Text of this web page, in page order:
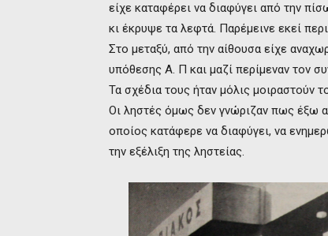
είχε καταφέρει να διαφύγει από την
κι έκρυψε τα λεφτά. Παρέμεινε εκεί
Στο μεταξύ, από την αίθουσα είχε
υπόθεσης Α. Π και μαζί περίμεναν τον
Τα σχέδια τους ήταν μόλις μοιραστούν
Οι ληστές όμως δεν γνώριζαν πως έξω
οποίος κατάφερε να διαφύγει, να
την εξέλιξη της ληστείας.